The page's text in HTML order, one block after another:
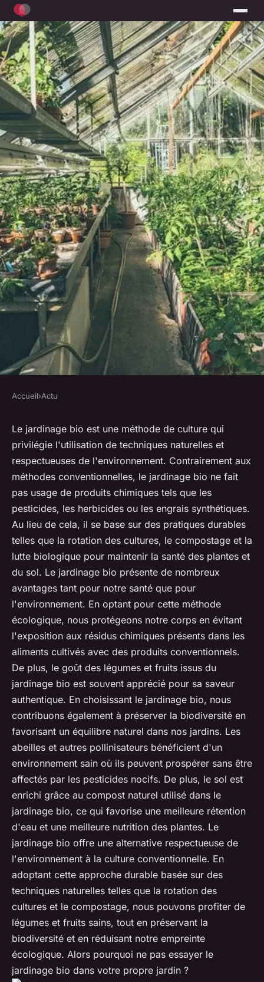
Jardinage Bio : Créez un
Paradis Vert et Fertile dans
Votre Jardin
•29 novembre 2023•5 min de lecture
Accueil›Actu
Le jardinage bio est une méthode de culture qui
privilégie l'utilisation de techniques naturelles et
respectueuses de l'environnement. Contrairement aux
méthodes conventionnelles, le jardinage bio ne fait
pas usage de produits chimiques tels que les
pesticides, les herbicides ou les engrais synthétiques.
Au lieu de cela, il se base sur des pratiques durables
telles que la rotation des cultures, le compostage et la
lutte biologique pour maintenir la santé des plantes et
du sol. Le jardinage bio présente de nombreux
avantages tant pour notre santé que pour
l'environnement. En optant pour cette méthode
écologique, nous protégeons notre corps en évitant
l'exposition aux résidus chimiques présents dans les
aliments cultivés avec des produits conventionnels.
De plus, le goût des légumes et fruits issus du
jardinage bio est souvent apprécié pour sa saveur
authentique. En choisissant le jardinage bio, nous
contribuons également à préserver la biodiversité en
favorisant un équilibre naturel dans nos jardins. Les
abeilles et autres pollinisateurs bénéficient d'un
environnement sain où ils peuvent prospérer sans être
affectés par les pesticides nocifs. De plus, le sol est
enrichi grâce au compost naturel utilisé dans le
jardinage bio, ce qui favorise une meilleure rétention
d'eau et une meilleure nutrition des plantes. Le
jardinage bio offre une alternative respectueuse de
l'environnement à la culture conventionnelle. En
adoptant cette approche durable basée sur des
techniques naturelles telles que la rotation des
cultures et le compostage, nous pouvons profiter de
légumes et fruits sains, tout en préservant la
biodiversité et en réduisant notre empreinte
écologique. Alors pourquoi ne pas essayer le
jardinage bio dans votre propre jardin ?